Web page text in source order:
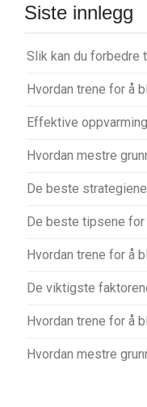
Siste innlegg
Slik kan du forbedre
Hvordan trene for å
Effektive
Hvordan mestre
De beste
De beste tipsene
Hvordan trene for å
De viktigste
Hvordan trene for å
Hvordan mestre